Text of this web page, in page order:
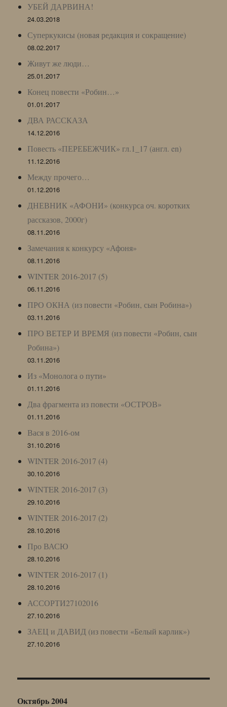
УБЕЙ ДАРВИНА!
24.03.2018
Суперкукисы (новая редакция и сокращение)
08.02.2017
Живут же люди…
25.01.2017
Конец повести «Робин…»
01.01.2017
ДВА РАССКАЗА
14.12.2016
Повесть «ПЕРЕБЕЖЧИК» гл.1_17 (англ. en)
11.12.2016
Между прочего…
01.12.2016
ДНЕВНИК «АФОНИ» (конкурса оч. коротких
рассказов, 2000г)
08.11.2016
Замечания к конкурсу «Афоня»
08.11.2016
WINTER 2016-2017 (5)
06.11.2016
ПРО ОКНА (из повести «Робин, сын Робина»)
03.11.2016
ПРО ВЕТЕР И ВРЕМЯ (из повести «Робин, сын
Робина»)
03.11.2016
Из «Монолога о пути»
01.11.2016
Два фрагмента из повести «ОСТРОВ»
01.11.2016
Вася в 2016-ом
31.10.2016
WINTER 2016-2017 (4)
30.10.2016
WINTER 2016-2017 (3)
29.10.2016
WINTER 2016-2017 (2)
28.10.2016
Про ВАСЮ
28.10.2016
WINTER 2016-2017 (1)
28.10.2016
АССОРТИ27102016
27.10.2016
ЗАЕЦ и ДАВИД (из повести «Белый карлик»)
27.10.2016
Октябрь 2004